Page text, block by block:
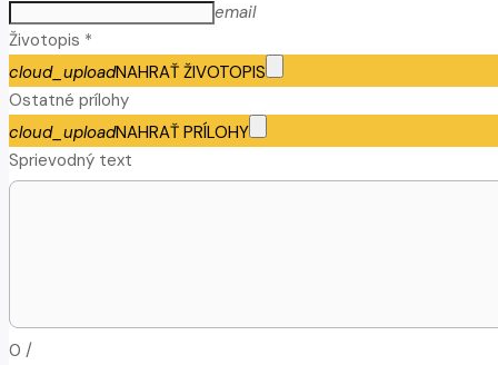
email
Životopis *
cloud_uploadNAHRAŤ ŽIVOTOPIS
Ostatné prílohy
cloud_uploadNAHRAŤ PRÍLOHY
Sprievodný text
0 /